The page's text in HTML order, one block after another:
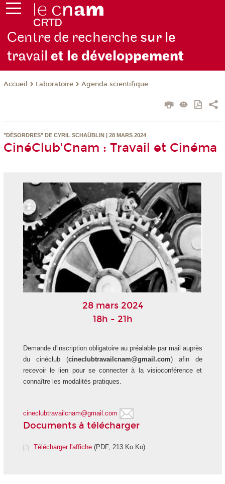
Centre de recherche sur le
travailet le développement
Accueil Laboratoire Agenda scientifique
"DÉSORDRES" DE CYRIL SCHAÜBLIN | 28 MARS 2024
CinéClub'Cnam : Travail et Cinéma
28 mars 2024
18h - 21h
Demande d'inscription obligatoire au préalable par mail auprès
du cinéclub (cineclubtravailcnam@gmail.com) afin de
recevoir le lien pour se connecter à la visioconférence et
connaître les modalités pratiques.
cineclubtravailcnam@gmail.com
Documents à télécharger
Télécharger l'affiche (PDF, 213 Ko Ko)